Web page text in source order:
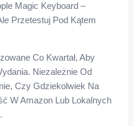
Magic Keyboard –
Przetestuj Pod Kątem
Co Kwartał, Aby
Niezależnie Od
Czy Gdziekolwiek Na
W Amazon Lub Lokalnych